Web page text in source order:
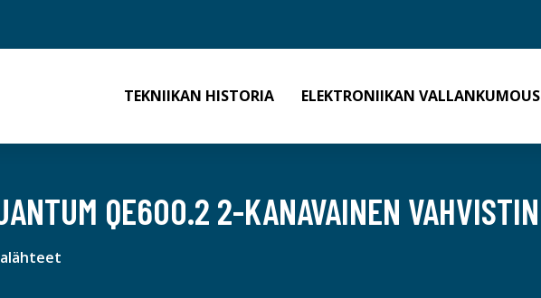
TEKNIIKAN HISTORIA ELEKTRONIIKAN VALLANKUMOUS
QE600.2 2-KANAVAINEN VAHVISTIN